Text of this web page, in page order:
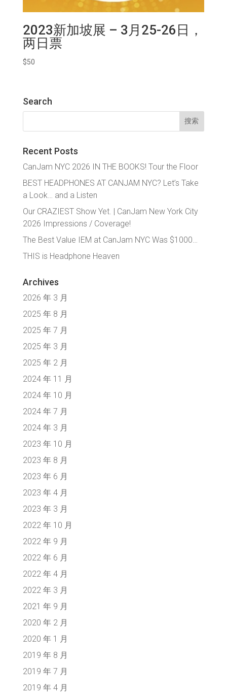
2023新加坡展 – 3月25-26日，
两日票
$50
Search
搜
Recent Posts
CanJam NYC 2026 IN THE BOOKS! Tour the Floor
BEST HEADPHONES AT CANJAM NYC? Let’s Take
a Look… and a Listen
Our CRAZIEST Show Yet. | CanJam New York City
2026 Impressions / Coverage!
The Best Value IEM at CanJam NYC Was $1000…
THIS is Headphone Heaven
Archives
2026 年 3 月
2025 年 8 月
2025 年 7 月
2025 年 3 月
2025 年 2 月
2024 年 11 月
2024 年 10 月
2024 年 7 月
2024 年 3 月
2023 年 10 月
2023 年 8 月
2023 年 6 月
2023 年 4 月
2023 年 3 月
2022 年 10 月
2022 年 9 月
2022 年 6 月
2022 年 4 月
2022 年 3 月
2021 年 9 月
2020 年 2 月
2020 年 1 月
2019 年 8 月
2019 年 7 月
2019 年 4 月